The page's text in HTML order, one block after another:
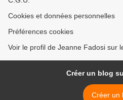
Cookies et données personnelles
Préférences cookies
Voir le profil de Jeanne Fadosi sur
Créer un blog
Créer un